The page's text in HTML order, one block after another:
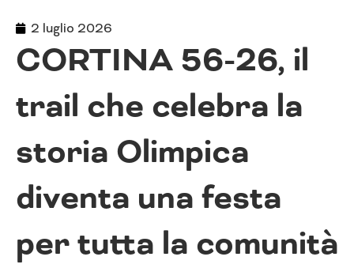
2 luglio 2026
CORTINA 56-26, il
trail che celebra la
storia Olimpica
diventa una festa
per tutta la comunità